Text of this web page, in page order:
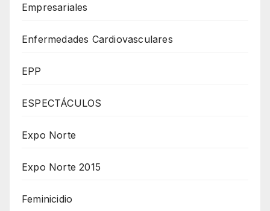
Empresariales
Enfermedades Cardiovasculares
EPP
ESPECTÁCULOS
Expo Norte
Expo Norte 2015
Feminicidio